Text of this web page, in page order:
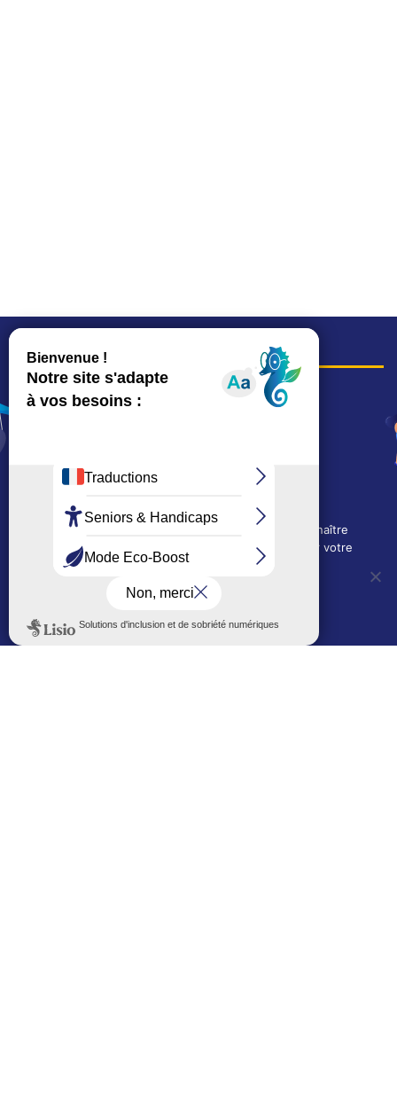
COORDONNÉES
Hôtel de ville
15, rue Charles-Duflos
Depuis le 28/01/2026 :
90, rue de l'Abbé Jean-Glatz
01 71 11 45 45
Mairie de quartier Les Bruyères
2, allée Marc-Birkigt
01 56 83 75 10
Voir les horaires
LES AUTRES SITES DE LA VILLE
Nous utilisons des cookies techniques pour connaître
l'évolution de l'audience du site et pour améliorer votre
expérience.
OUI, j'accepte
Politique de confidentialité